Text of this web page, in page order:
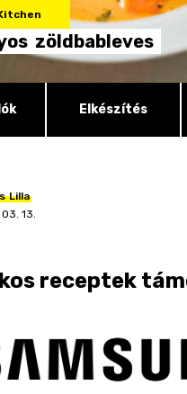
zöldbableves
Elkészítés
Lilla
13.
receptek